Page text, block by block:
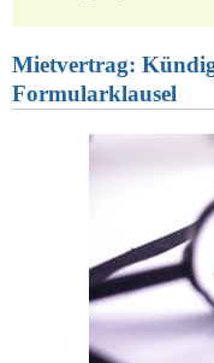
Mietvertrag:
Formularklausel